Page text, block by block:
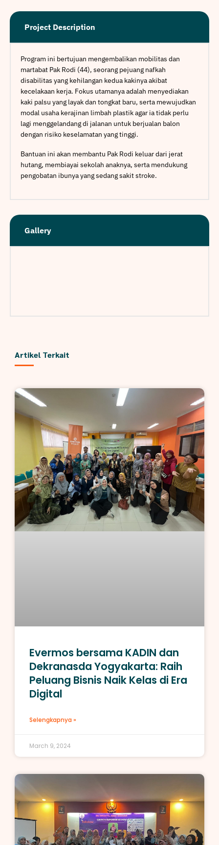
Project Description
Program ini bertujuan mengembalikan mobilitas dan
martabat Pak Rodi (44), seorang pejuang nafkah
disabilitas yang kehilangan kedua kakinya akibat
kecelakaan kerja. Fokus utamanya adalah menyediakan
kaki palsu yang layak dan tongkat baru, serta mewujudkan
modal usaha kerajinan limbah plastik agar ia tidak perlu
lagi menggelandang di jalanan untuk berjualan balon
dengan risiko keselamatan yang tinggi.
Bantuan ini akan membantu Pak Rodi keluar dari jerat
hutang, membiayai sekolah anaknya, serta mendukung
pengobatan ibunya yang sedang sakit stroke.
Gallery
Artikel Terkait
Evermos bersama KADIN dan
Dekranasda Yogyakarta: Raih
Peluang Bisnis Naik Kelas di Era
Digital
Selengkapnya »
March 9, 2024